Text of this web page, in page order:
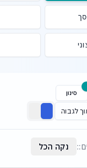
סינון
לגבוה
נקה הכל